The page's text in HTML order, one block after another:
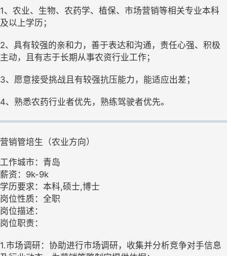
1、农业、生物、农药学、植保、市场营销等相关专业本科
及以上学历；
2、具有较强的亲和力，善于表达和沟通，责任心强、积极
主动，且有志于长期从事农资行业工作；
3、愿意接受挑战且有较强抗压能力，能适应出差；
4、熟悉农药行业者优先，熟练驾驶者优先。
营销管培生（农业方向）
工作城市：青岛
薪资：9k-9k
学历要求：本科,硕士,博士
岗位性质：全职
岗位描述：
岗位职责：
1.市场调研：协助进行市场调研，收集并分析竞争对手信息